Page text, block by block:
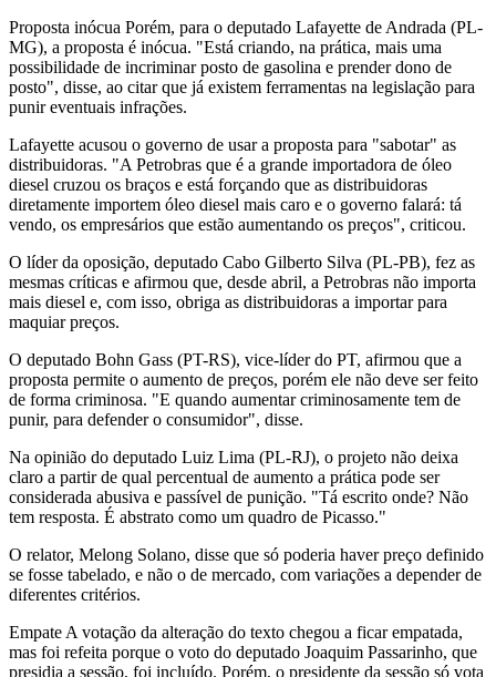
Proposta inócua Porém, para o deputado Lafayette de Andrada (PL-
MG), a proposta é inócua. "Está criando, na prática, mais uma
possibilidade de incriminar posto de gasolina e prender dono de
posto", disse, ao citar que já existem ferramentas na legislação para
punir eventuais infrações.
Lafayette acusou o governo de usar a proposta para "sabotar" as
distribuidoras. "A Petrobras que é a grande importadora de óleo
diesel cruzou os braços e está forçando que as distribuidoras
diretamente importem óleo diesel mais caro e o governo falará: tá
vendo, os empresários que estão aumentando os preços", criticou.
O líder da oposição, deputado Cabo Gilberto Silva (PL-PB), fez as
mesmas críticas e afirmou que, desde abril, a Petrobras não importa
mais diesel e, com isso, obriga as distribuidoras a importar para
maquiar preços.
O deputado Bohn Gass (PT-RS), vice-líder do PT, afirmou que a
proposta permite o aumento de preços, porém ele não deve ser feito
de forma criminosa. "E quando aumentar criminosamente tem de
punir, para defender o consumidor", disse.
Na opinião do deputado Luiz Lima (PL-RJ), o projeto não deixa
claro a partir de qual percentual de aumento a prática pode ser
considerada abusiva e passível de punição. "Tá escrito onde? Não
tem resposta. É abstrato como um quadro de Picasso."
O relator, Melong Solano, disse que só poderia haver preço definido
se fosse tabelado, e não o de mercado, com variações a depender de
diferentes critérios.
Empate A votação da alteração do texto chegou a ficar empatada,
mas foi refeita porque o voto do deputado Joaquim Passarinho, que
presidia a sessão, foi incluído. Porém, o presidente da sessão só vota